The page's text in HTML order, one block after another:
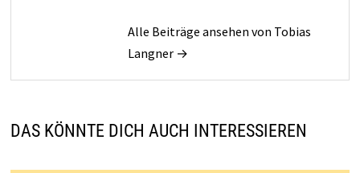
Alle Beiträge ansehen von Tobias
Langner →
DAS KÖNNTE DICH AUCH INTERESSIEREN